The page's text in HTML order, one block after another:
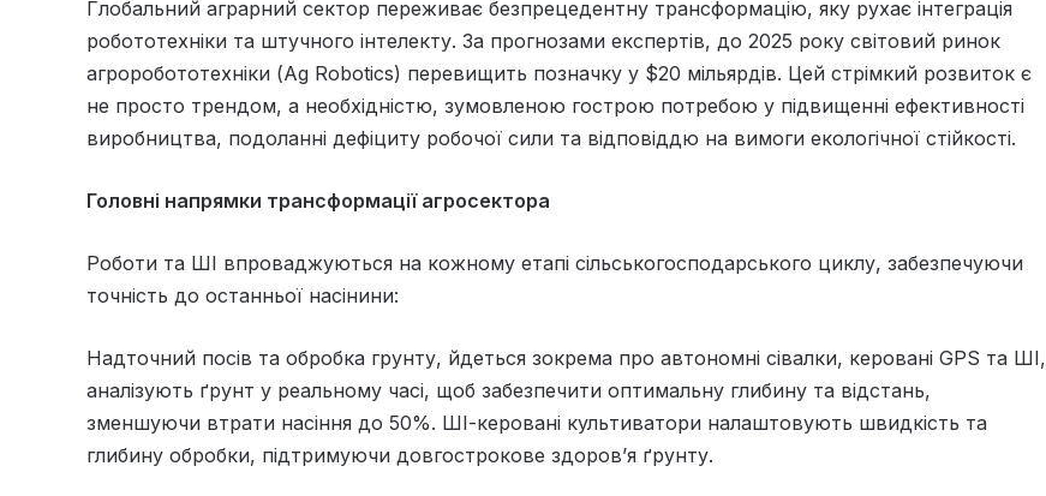
Глобальний аграрний сектор переживає безпрецедентну трансформацію, яку рухає інтеграція
робототехніки та штучного інтелекту. За прогнозами експертів, до 2025 року світовий ринок
агроробототехніки (Ag Robotics) перевищить позначку у $20 мільярдів. Цей стрімкий розвиток є
не просто трендом, а необхідністю, зумовленою гострою потребою у підвищенні ефективності
виробництва, подоланні дефіциту робочої сили та відповіддю на вимоги екологічної стійкості.
Головні напрямки трансформації агросектора
Роботи та ШІ впроваджуються на кожному етапі сільськогосподарського циклу, забезпечуючи
точність до останньої насінини:
Надточний посів та обробка грунту, йдеться зокрема про автономні сівалки, керовані GPS та ШІ,
аналізують ґрунт у реальному часі, щоб забезпечити оптимальну глибину та відстань,
зменшуючи втрати насіння до 50%. ШІ-керовані культиватори налаштовують швидкість та
глибину обробки, підтримуючи довгострокове здоров’я ґрунту.